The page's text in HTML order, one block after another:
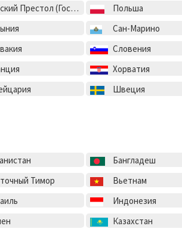
(Государство-город Ватикан)
Польша
Сан-Марино
Словения
Хорватия
Швеция
Бангладеш
Тимор
Вьетнам
Индонезия
Казахстан